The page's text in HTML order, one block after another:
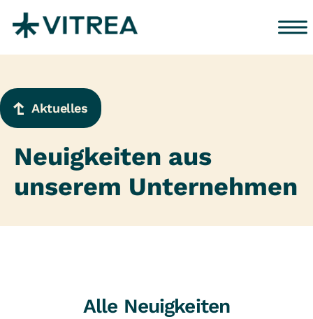
Aktuelles
Neuigkeiten aus
unserem Unternehmen
Alle Neuigkeiten